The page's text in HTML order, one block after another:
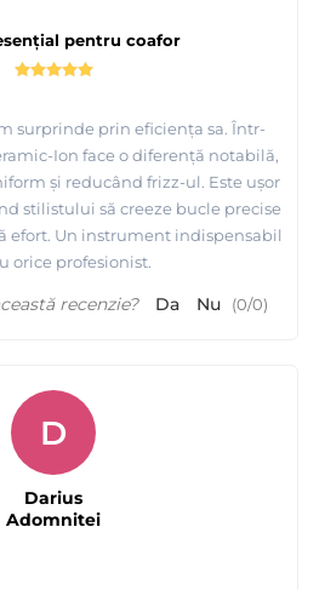
pentru coafor
surprinde prin eficiența sa. Într-
Ion face o diferență notabilă,
și reducând frizz-ul. Este ușor
stilistului să creeze bucle precise
efort. Un instrument indispensabil
orice profesionist.
recenzie? Da Nu (0/0)
D
Darius
Adomnitei